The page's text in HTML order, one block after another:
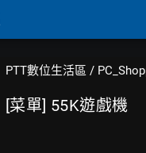
PTT數位生活區 /
[菜單] 55K遊戲機